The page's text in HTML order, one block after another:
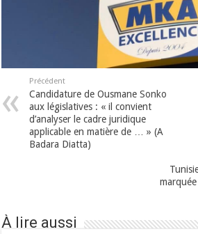
Précédent
Candidature de Ousmane Sonko
aux législatives : « il convient
d’analyser le cadre juridique
applicable en matière de … » (A
Badara Diatta)
À lire aussi